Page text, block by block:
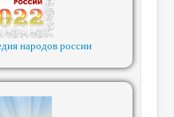
народов россии